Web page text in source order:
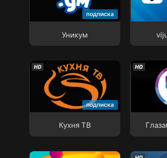
подписка
Уникум
подписка
Кухня ТВ
Кухня ТВ